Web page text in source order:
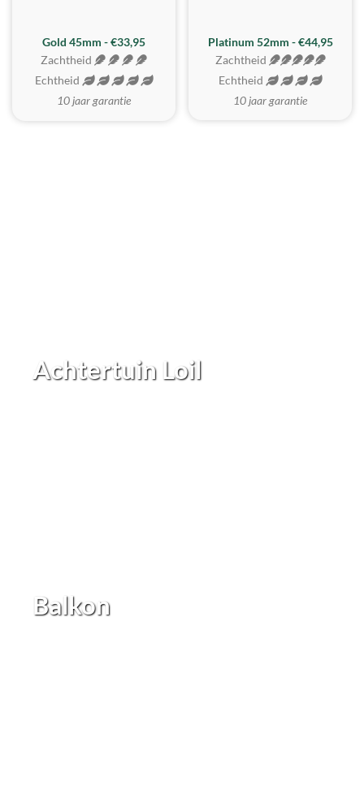
REALISTISCH
Gold 45mm - €33,95
Zachtheid
Echtheid
10 jaar garantie
ZACHTSTE
Platinum 52mm - €44,95
Zachtheid
Echtheid
10 jaar garantie
Achtertuin Loil
Balkon